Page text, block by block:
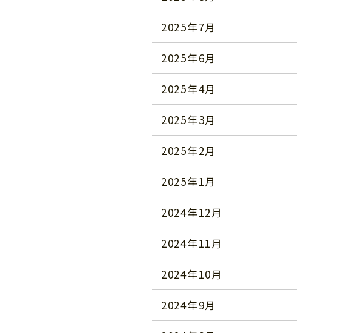
2025年7月
2025年6月
2025年4月
2025年3月
2025年2月
2025年1月
2024年12月
2024年11月
2024年10月
2024年9月